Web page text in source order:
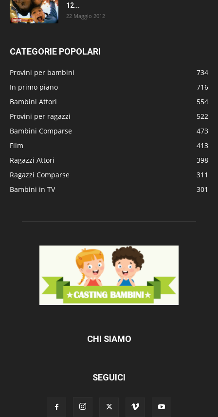
12...
22 Maggio 2012
CATEGORIE POPOLARI
Provini per bambini
734
In primo piano
716
Bambini Attori
554
Provini per ragazzi
522
Bambini Comparse
473
Film
413
Ragazzi Attori
398
Ragazzi Comparse
311
Bambini in TV
301
CHI SIAMO
SEGUICI